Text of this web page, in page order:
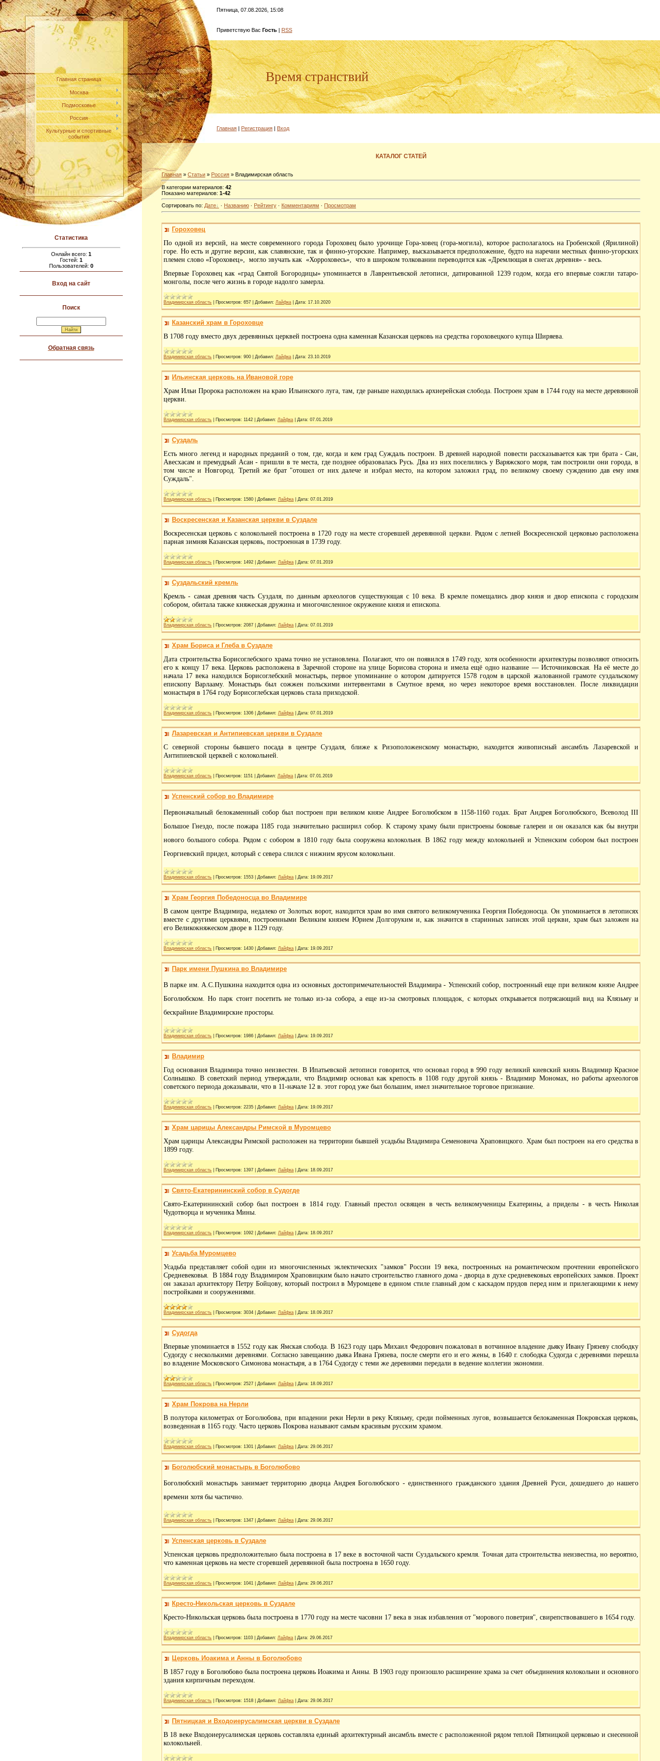
Главная страница
Москва
Подмосковье
Россия
Культурные и спортивные
события
Статистика
Онлайн всего: 1
Гостей: 1
Пользователей: 0
Вход на сайт
Поиск
Обратная связь
Пятница, 07.08.2026, 15:08
Приветствую Вас Гость | RSS
Время странствий
Главная | Регистрация | Вход
КАТАЛОГ СТАТЕЙ
Главная » Статьи » Россия » Владимирская область
В категории материалов: 42
Показано материалов: 1-42
Сортировать по: Дате · Названию · Рейтингу · Комментариям · Просмотрам
Гороховец
По одной из версий, на месте современного города Гороховец было урочище Гора-ховец (гора-могила), которое располагалось на Гробенской (Ярилиной)
горе. Но есть и другие версии, как славянские, так и финно-угорские. Например, высказывается предположение, будто на наречии местных финно-угорских
племен слово «Гороховец», могло звучать как «Хорроховесь», что в широком толковании переводится как «Дремлющая в снегах деревня» - весь.
Впервые Гороховец как «град Святой Богородицы» упоминается в Лаврентьевской летописи, датированной 1239 годом, когда его впервые сожгли татаро-
монголы, после чего жизнь в городе надолго замерла.
Владимирская область Просмотров: 657 Добавил: Лайфка Дата: 17.10.2020
Казанский храм в Гороховце
В 1708 году вместо двух деревянных церквей построена одна каменная Казанская церковь на средства гороховецкого купца Ширяева.
Владимирская область Просмотров: 900 Добавил: Лайфка Дата: 23.10.2019
Ильинская церковь на Ивановой горе
Храм Ильи Пророка расположен на краю Ильинского луга, там, где раньше находилась архиерейская слобода. Построен храм в 1744 году на месте деревянной
церкви.
Владимирская область Просмотров: 1142 Добавил: Лайфка Дата: 07.01.2019
Суздаль
Есть много легенд и народных преданий о том, где, когда и кем град Суждаль построен. В древней народной повести рассказывается как три брата - Сан,
Авесхасам и премудрый Асан - пришли в те места, где позднее образовалась Русь. Два из них поселились у Варяжского моря, там построили они города, в
том числе и Новгород. Третий же брат "отошел от них далече и избрал место, на котором заложил град, по великому своему суждению дав ему имя
Суждаль".
Владимирская область Просмотров: 1580 Добавил: Лайфка Дата: 07.01.2019
Воскресенская и Казанская церкви в Суздале
Воскресенская церковь с колокольней построена в 1720 году на месте сгоревшей деревянной церкви. Рядом с летней Воскресенской церковью расположена
парная зимняя Казанская церковь, построенная в 1739 году.
Владимирская область Просмотров: 1492 Добавил: Лайфка Дата: 07.01.2019
Суздальский кремль
Кремль - самая древняя часть Суздаля, по данным археологов существующая с 10 века. В кремле помещались двор князя и двор епископа с городским
собором, обитала также княжеская дружина и многочисленное окружение князя и епископа.
Владимирская область Просмотров: 2087 Добавил: Лайфка Дата: 07.01.2019
Храм Бориса и Глеба в Суздале
Дата строительства Борисоглебского храма точно не установлена. Полагают, что он появился в 1749 году, хотя особенности архитектуры позволяют относить
его к концу 17 века. Церковь расположена в Заречной стороне на улице Борисова сторона и имела ещё одно название — Источниковская. На её месте до
начала 17 века находился Борисоглебский монастырь, первое упоминание о котором датируется 1578 годом в царской жалованной грамоте суздальскому
епископу Варлааму. Монастырь был сожжен польскими интервентами в Смутное время, но через некоторое время восстановлен. После ликвидации
монастыря в 1764 году Борисоглебская церковь стала приходской.
Владимирская область Просмотров: 1306 Добавил: Лайфка Дата: 07.01.2019
Лазаревская и Антипиевская церкви в Суздале
С северной стороны бывшего посада в центре Суздаля, ближе к Ризоположенскому монастырю, находится живописный ансамбль Лазаревской и
Антипиевской церквей с колокольней.
Владимирская область Просмотров: 1151 Добавил: Лайфка Дата: 07.01.2019
Успенский собор во Владимире
Первоначальный белокаменный собор был построен при великом князе Андрее Боголюбском в 1158-1160 годах. Брат Андрея Боголюбского, Всеволод III
Большое Гнездо, после пожара 1185 года значительно расширил собор. К старому храму были пристроены боковые галереи и он оказался как бы внутри
нового большого собора. Рядом с собором в 1810 году была сооружена колокольня. В 1862 году между колокольней и Успенским собором был построен
Георгиевский придел, который с севера слился с нижним ярусом колокольни.
Владимирская область Просмотров: 1553 Добавил: Лайфка Дата: 19.09.2017
Храм Георгия Победоносца во Владимире
В самом центре Владимира, недалеко от Золотых ворот, находится храм во имя святого великомученика Георгия Победоносца. Он упоминается в летописях
вместе с другими церквями, построенными Великим князем Юрием Долгоруким и, как значится в старинных записях этой церкви, храм был заложен на
его Великокняжеском дворе в 1129 году.
Владимирская область Просмотров: 1430 Добавил: Лайфка Дата: 19.09.2017
Парк имени Пушкина во Владимире
В парке им. А.С.Пушкина находится одна из основных достопримечательностей Владимира - Успенский собор, построенный еще при великом князе Андрее
Боголюбском. Но парк стоит посетить не только из-за собора, а еще из-за смотровых площадок, с которых открывается потрясающий вид на Клязьму и
бескрайние Владимирские просторы.
Владимирская область Просмотров: 1986 Добавил: Лайфка Дата: 19.09.2017
Владимир
Год основания Владимира точно неизвестен. В Ипатьевской летописи говорится, что основал город в 990 году великий киевский князь Владимир Красное
Солнышко. В советский период утверждали, что Владимир основал как крепость в 1108 году другой князь - Владимир Мономах, но работы археологов
советского периода доказывали, что в 11-начале 12 в. этот город уже был большим, имел значительное торговое признание.
Владимирская область Просмотров: 2235 Добавил: Лайфка Дата: 19.09.2017
Храм царицы Александры Римской в Муромцево
Храм царицы Александры Римской расположен на территории бывшей усадьбы Владимира Семеновича Храповицкого. Храм был построен на его средства в
1899 году.
Владимирская область Просмотров: 1397 Добавил: Лайфка Дата: 18.09.2017
Свято-Екатерининский собор в Судогде
Свято-Екатерининский собор был построен в 1814 году. Главный престол освящен в честь великомученицы Екатерины, а приделы - в честь Николая
Чудотворца и мученика Мины.
Владимирская область Просмотров: 1092 Добавил: Лайфка Дата: 18.09.2017
Усадьба Муромцево
Усадьба представляет собой один из многочисленных эклектических "замков" России 19 века, построенных на романтическом прочтении европейского
Средневековья.
В 1884 году Владимиром Храповицким было начато строительство главного дома - дворца в духе средневековых европейских замков. Проект
он заказал архитектору Петру Бойцову, который построил в Муромцеве в едином стиле главный дом с каскадом прудов перед ним и прилегающими к нему
постройками и сооружениями.
Владимирская область Просмотров: 3034 Добавил: Лайфка Дата: 18.09.2017
Судогда
Впервые упоминается в 1552 году как Ямская слобода. В 1623 году царь Михаил Федорович пожаловал в вотчинное владение дьяку Ивану Грязеву слободку
Судогду с несколькими деревнями. Согласно завещанию дьяка Ивана Грязева, после смерти его и его жены, в 1640 г. слободка Судогда с деревнями перешла
во владение Московского Симонова монастыря, а в 1764 Судогду с теми же деревнями передали в ведение коллегии экономии.
Владимирская область Просмотров: 2527 Добавил: Лайфка Дата: 18.09.2017
Храм Покрова на Нерли
В полутора километрах от Боголюбова, при впадении реки Нерли в реку Клязьму, среди пойменных лугов, возвышается белокаменная Покровская церковь,
возведенная в 1165 году. Часто церковь Покрова называют самым красивым русским храмом.
Владимирская область Просмотров: 1301 Добавил: Лайфка Дата: 29.06.2017
Боголюбский монастырь в Боголюбово
Боголюбский монастырь занимает территорию дворца Андрея Боголюбского - единственного гражданского здания Древней Руси, дошедшего до нашего
времени хотя бы частично.
Владимирская область Просмотров: 1347 Добавил: Лайфка Дата: 29.06.2017
Успенская церковь в Суздале
Успенская церковь предположительно была построена в 17 веке в восточной части Суздальского кремля. Точная дата строительства неизвестна, но вероятно,
что каменная церковь на месте сгоревшей деревянной была построена в 1650 году.
Владимирская область Просмотров: 1041 Добавил: Лайфка Дата: 29.06.2017
Кресто-Никольская церковь в Суздале
Кресто-Никольская церковь была построена в 1770 году на месте часовни 17 века в знак избавления от "морового поветрия", свирепствовавшего в 1654 году.
Владимирская область Просмотров: 1103 Добавил: Лайфка Дата: 29.06.2017
Церковь Иоакима и Анны в Боголюбово
В 1857 году в Боголюбово была построена церковь Иоакима и Анны. В 1903 году произошло расширение храма за счет объединения колокольни и основного
здания кирпичным переходом.
Владимирская область Просмотров: 1518 Добавил: Лайфка Дата: 29.06.2017
Пятницкая и Входоиерусалимская церкви в Суздале
В 18 веке Входоиерусалимская церковь составляла единый архитектурный ансамбль вместе с расположенной рядом теплой Пятницкой церковью и снесенной
колокольней.